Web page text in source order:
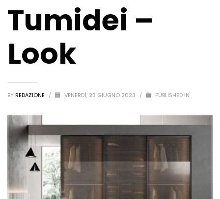
Tumidei –
Look
BY REDAZIONE / VENERDÌ, 23 GIUGNO 2023 / PUBLISHED IN